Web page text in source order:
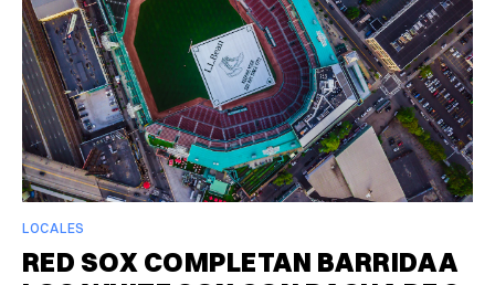
LOCALES
RED SOX COMPLETAN BARRIDA A